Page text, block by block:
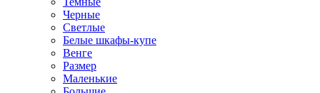
Черные
Светлые
Белые шкафы-купе
Венге
Размер
Маленькие